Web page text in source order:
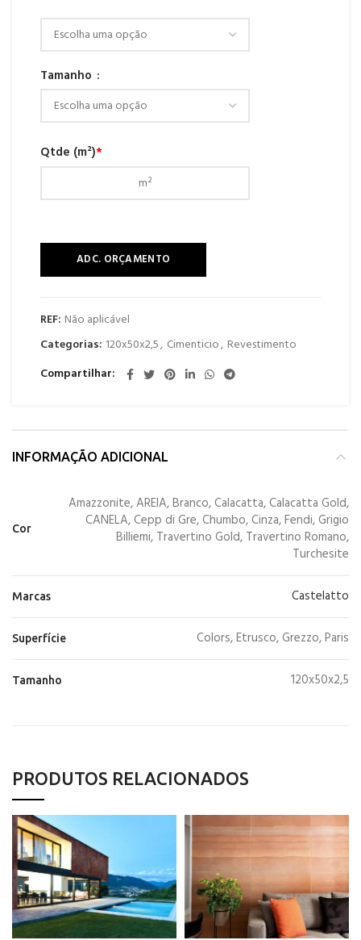
Tamanho
Qtde (m²)*
ADC. ORÇAMENTO
REF: Não aplicável
Categorias: 120x50x2,5, Cimenticio, Revestimento
Compartilhar
INFORMAÇÃO ADICIONAL
Cor
Amazzonite, AREIA, Branco, Calacatta, Calacatta Gold,
CANELA, Cepp di Gre, Chumbo, Cinza, Fendi, Grigio
Billiemi, Travertino Gold, Travertino Romano,
Turchesite
Marcas Castelatto
Superfície Colors, Etrusco, Grezzo, Paris
Tamanho 120x50x2,5
PRODUTOS RELACIONADOS